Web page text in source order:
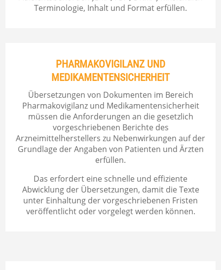
Terminologie, Inhalt und Format erfüllen.
PHARMAKOVIGILANZ UND
MEDIKAMENTENSICHERHEIT
Übersetzungen von Dokumenten im Bereich
Pharmakovigilanz und Medikamentensicherheit
müssen die Anforderungen an die gesetzlich
vorgeschriebenen Berichte des
Arzneimittelherstellers zu Nebenwirkungen auf der
Grundlage der Angaben von Patienten und Ärzten
erfüllen.
Das erfordert eine schnelle und effiziente
Abwicklung der Übersetzungen, damit die Texte
unter Einhaltung der vorgeschriebenen Fristen
veröffentlicht oder vorgelegt werden können.